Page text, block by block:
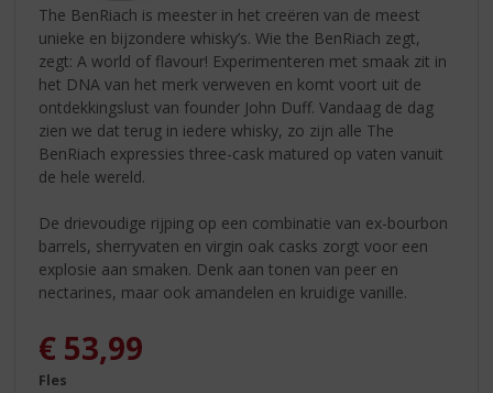
The BenRiach is meester in het creëren van de meest
unieke en bijzondere whisky’s. Wie the BenRiach zegt,
zegt: A world of flavour! Experimenteren met smaak zit in
het DNA van het merk verweven en komt voort uit de
ontdekkingslust van founder John Duff. Vandaag de dag
zien we dat terug in iedere whisky, zo zijn alle The
BenRiach expressies three-cask matured op vaten vanuit
de hele wereld.
De drievoudige rijping op een combinatie van ex-bourbon
barrels, sherryvaten en virgin oak casks zorgt voor een
explosie aan smaken. Denk aan tonen van peer en
nectarines, maar ook amandelen en kruidige vanille.
€ 53,99
Fles